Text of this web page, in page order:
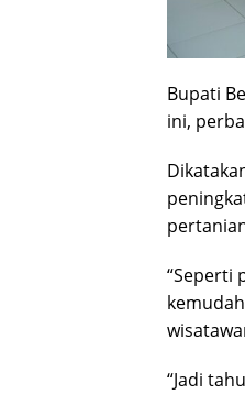
Bupati
ini,
“Seperti
“Jadi